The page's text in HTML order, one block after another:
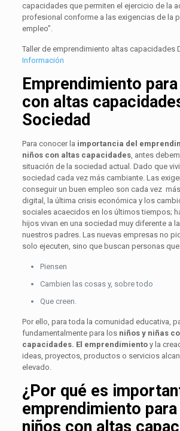
capacidades que permiten el ejercicio de la
profesional conforme a las exigencias de la
empleo”.
Taller de emprendimiento altas capacidades
Información
Emprendimiento
con altas
Sociedad
Para conocer la importancia del
niños con altas capacidades, antes
situación de la sociedad actual. Dado que
sociedad cada vez más cambiante. Las
conseguir un buen empleo son cada vez
digital, la última crisis económica y los
sociales acaecidos en los últimos tiempos;
hijos vivan en una sociedad muy diferente a
nuestros padres. Las nuevas empresas no
solo ejecuten, sino que buscan personas
Piensen
Cambien las cosas y, sobre todo
Que creen.
Por ello, para toda la comunidad educativa,
fundamentalmente para los niños y niñas
capacidades. El emprendimientoy la
ideas, proyectos, productos o servicios
elevado.
¿Por qué es
emprendimiento
niños con altas